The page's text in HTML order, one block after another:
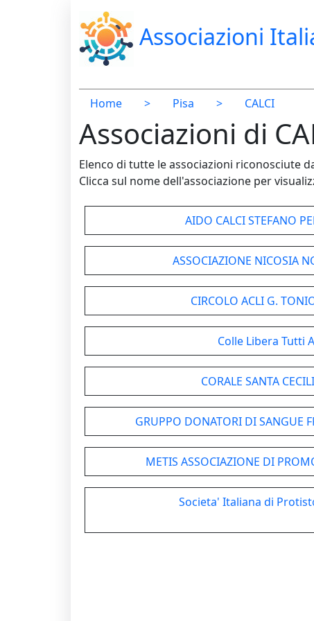
Associazioni
Home > Pisa > CALCI
Associazioni di
Elenco di tutte le associazioni riconosciute
Clicca sul nome dell'associazione per
AIDO CALCI STEFANO
ASSOCIAZIONE NICOSIA
CIRCOLO ACLI G.
Colle Libera Tutti
CORALE SANTA
GRUPPO DONATORI DI SANGUE
METIS ASSOCIAZIONE DI
Societa' Italiana di